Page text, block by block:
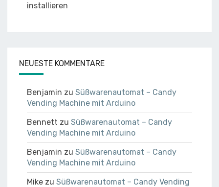
installieren
NEUESTE KOMMENTARE
Benjamin zu Süßwarenautomat – Candy
Vending Machine mit Arduino
Bennett zu Süßwarenautomat – Candy
Vending Machine mit Arduino
Benjamin zu Süßwarenautomat – Candy
Vending Machine mit Arduino
Mike zu Süßwarenautomat – Candy Vending